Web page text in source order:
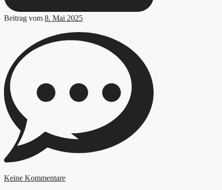
Beitrag vom 8. Mai 2025
Keine Kommentare